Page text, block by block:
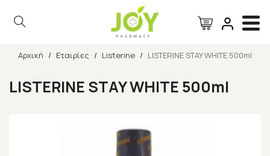
Αρχική / Εταιρίες / Listerine / LISTERINE STAY WHITE 500ml
LISTERINE STAY WHITE 500ml